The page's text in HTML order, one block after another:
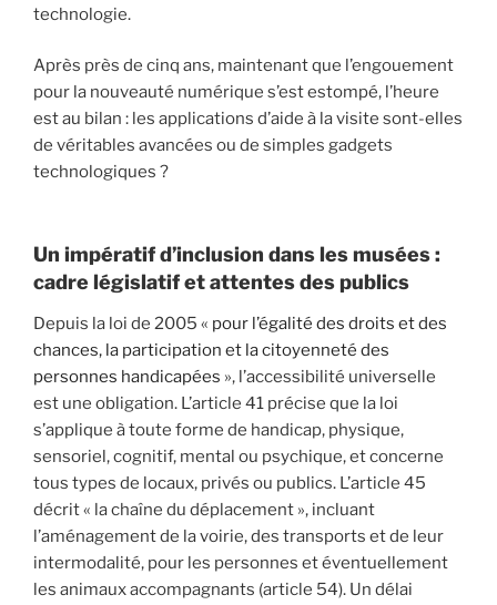
technologie.
Après près de cinq ans, maintenant que l’engouement
pour la nouveauté numérique s’est estompé, l’heure
est au bilan : les applications d’aide à la visite sont-elles
de véritables avancées ou de simples gadgets
technologiques ?
Un impératif d’inclusion dans les musées :
cadre législatif et attentes des publics
Depuis la loi de 2005 « pour l’égalité des droits et des
chances, la participation et la citoyenneté des
personnes handicapées », l’accessibilité universelle
est une obligation. L’article 41 précise que la loi
s’applique à toute forme de handicap, physique,
sensoriel, cognitif, mental ou psychique, et concerne
tous types de locaux, privés ou publics. L’article 45
décrit « la chaîne du déplacement », incluant
l’aménagement de la voirie, des transports et de leur
intermodalité, pour les personnes et éventuellement
les animaux accompagnants (article 54). Un délai